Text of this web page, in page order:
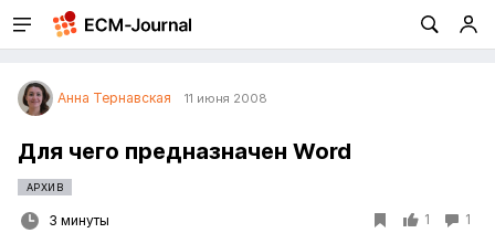
Анна Тернавская 11 июня 2008
Для чего предназначен Word
АРХИВ
3 минуты 1 1